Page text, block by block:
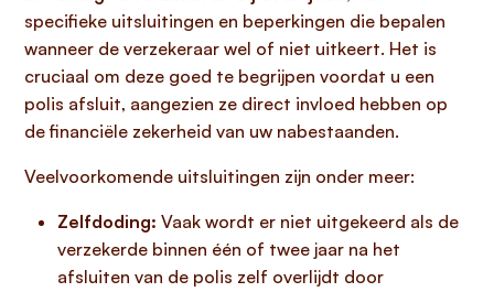
specifieke uitsluitingen en beperkingen die bepalen
wanneer de verzekeraar wel of niet uitkeert. Het is
cruciaal om deze goed te begrijpen voordat u een
polis afsluit, aangezien ze direct invloed hebben op
de financiële zekerheid van uw nabestaanden.
Veelvoorkomende uitsluitingen zijn onder meer:
Zelfdoding: Vaak wordt er niet uitgekeerd als de
verzekerde binnen één of twee jaar na het
afsluiten van de polis zelf overlijdt door